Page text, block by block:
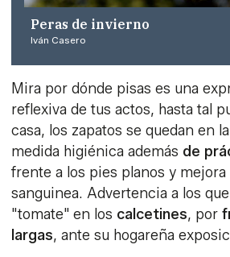
Peras de invierno
Iván Casero
Mira por dónde pisas es una
reflexiva de tus actos, hasta tal
casa, los zapatos se quedan en
medida higiénica además de
frente a los pies planos y
sanguinea. Advertencia a los
"tomate" en los calcetines, por
largas, ante su hogareña